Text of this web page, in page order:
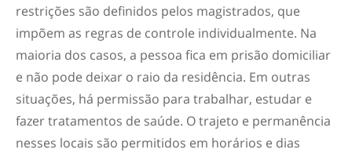
restrições são definidos pelos magistrados, que
impõem as regras de controle individualmente. Na
maioria dos casos, a pessoa fica em prisão domiciliar
e não pode deixar o raio da residência. Em outras
situações, há permissão para trabalhar, estudar e
fazer tratamentos de saúde. O trajeto e permanência
nesses locais são permitidos em horários e dias